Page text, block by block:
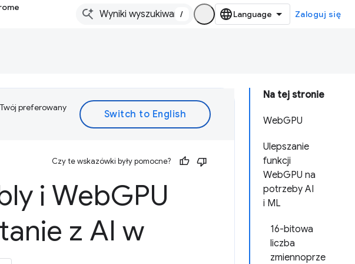
/ Zaloguj się
Na tej stronie
WebGPU
Ulepszanie
funkcji
WebGPU na
potrzeby AI
i ML
16-bitowa
liczba
zmiennoprze
preferowany
Czy te wskazówki były pomocne?
i WebGPU
z AI w